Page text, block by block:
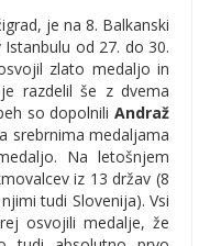
je na 8. Balkanski
od 27. do 30.
zlato medaljo in
razdelil še z dvema
so dopolnili Andraž
srebrnima medaljama
Na letošnjem
iz 13 držav (8
tudi Slovenija). Vsi
osvojili medalje, že